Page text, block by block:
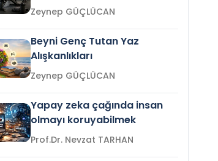
Zeynep GÜÇLÜCAN
Beyni Genç Tutan Yaz
Alışkanlıkları
Zeynep GÜÇLÜCAN
Yapay zeka çağında insan
olmayı koruyabilmek
Prof.Dr. Nevzat TARHAN